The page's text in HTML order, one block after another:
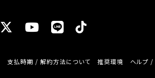
支払時期 / 解約方法について 推奨環境 ヘルプ